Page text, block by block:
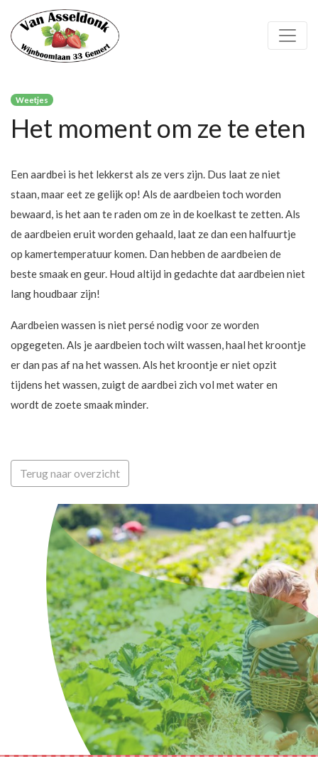
Weetjes
Het moment om ze te eten
Een aardbei is het lekkerst als ze vers zijn. Dus laat ze niet
staan, maar eet ze gelijk op! Als de aardbeien toch worden
bewaard, is het aan te raden om ze in de koelkast te zetten. Als
de aardbeien eruit worden gehaald, laat ze dan een halfuurtje
op kamertemperatuur komen. Dan hebben de aardbeien de
beste smaak en geur. Houd altijd in gedachte dat aardbeien niet
lang houdbaar zijn!
Aardbeien wassen is niet persé nodig voor ze worden
opgegeten. Als je aardbeien toch wilt wassen, haal het kroontje
er dan pas af na het wassen. Als het kroontje er niet opzit
tijdens het wassen, zuigt de aardbei zich vol met water en
wordt de zoete smaak minder.
Terug naar overzicht